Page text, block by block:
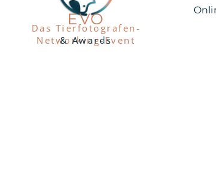
EVO
Das Tierfotografen-
Networking-Event
& Awards